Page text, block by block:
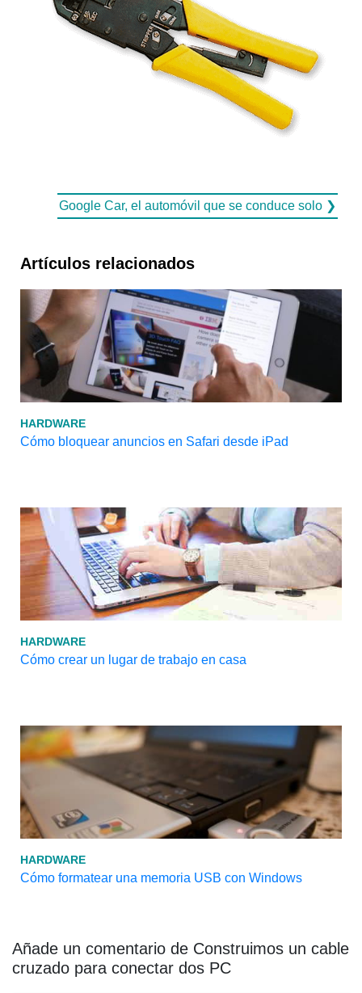
Google Car, el automóvil que se conduce solo ❯
Artículos relacionados
HARDWARE
Cómo bloquear anuncios en Safari desde iPad
HARDWARE
Cómo crear un lugar de trabajo en casa
HARDWARE
Cómo formatear una memoria USB con Windows
Añade un comentario de Construimos un cable
cruzado para conectar dos PC